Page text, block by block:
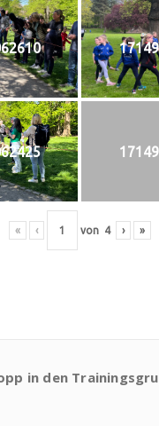
« ‹ von 4 › »
in den